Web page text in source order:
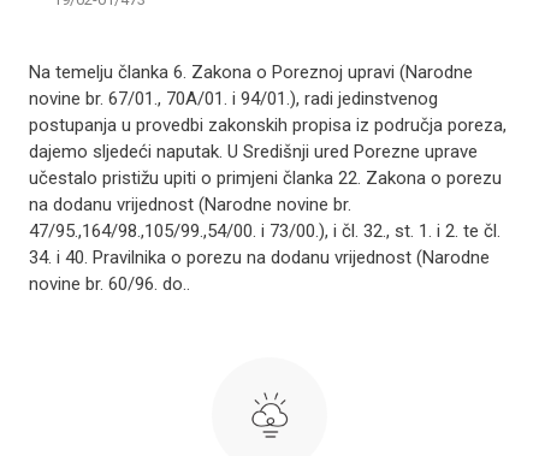
Na temelju članka 6. Zakona o Poreznoj upravi (Narodne
novine br. 67/01., 70A/01. i 94/01.), radi jedinstvenog
postupanja u provedbi zakonskih propisa iz područja poreza,
dajemo sljedeći naputak. U Središnji ured Porezne uprave
učestalo pristižu upiti o primjeni članka 22. Zakona o porezu
na dodanu vrijednost (Narodne novine br.
47/95.,164/98.,105/99.,54/00. i 73/00.), i čl. 32., st. 1. i 2. te čl.
34. i 40. Pravilnika o porezu na dodanu vrijednost (Narodne
novine br. 60/96. do..